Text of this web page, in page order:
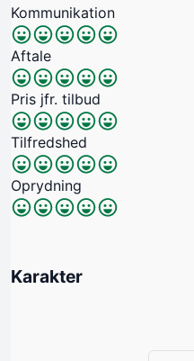
Kommunikation
Aftale
Pris jfr. tilbud
Tilfredshed
Oprydning
Karakter